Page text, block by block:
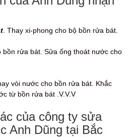
. Thay xi-phong cho bộ bồn rửa bát.
bồn rửa bát. Sửa ống thoát nước cho
vòi nước cho bồn rửa bát. Khắc
từ bồn rửa bát .V.V.V
của công ty sửa
Anh Dũng tại Bắc